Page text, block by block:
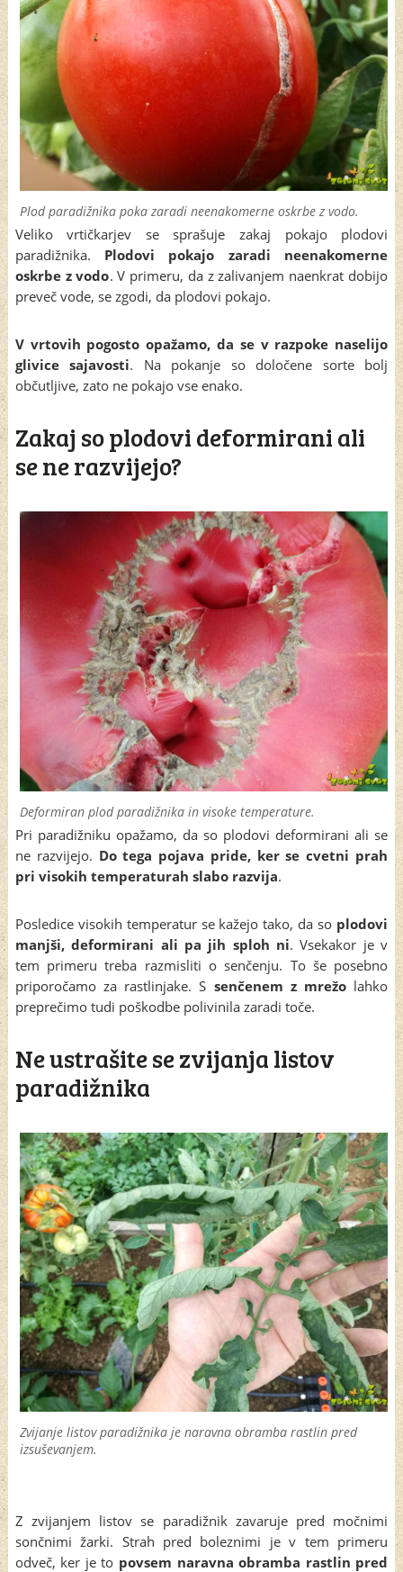
Plod paradižnika poka zaradi neenakomerne oskrbe z vodo.
Veliko vrtičkarjev se sprašuje zakaj pokajo plodovi
paradižnika. Plodovi pokajo zaradi neenakomerne
oskrbe z vodo. V primeru, da z zalivanjem naenkrat dobijo
preveč vode, se zgodi, da plodovi pokajo.
V vrtovih pogosto opažamo, da se v razpoke naselijo
glivice sajavosti. Na pokanje so določene sorte bolj
občutljive, zato ne pokajo vse enako.
Zakaj so plodovi deformirani ali
se ne razvijejo?
Deformiran plod paradižnika in visoke temperature.
Pri paradižniku opažamo, da so plodovi deformirani ali se
ne razvijejo. Do tega pojava pride, ker se cvetni prah
pri visokih temperaturah slabo razvija.
Posledice visokih temperatur se kažejo tako, da so plodovi
manjši, deformirani ali pa jih sploh ni. Vsekakor je v
tem primeru treba razmisliti o senčenju. To še posebno
priporočamo za rastlinjake. S senčenem z mrežolahko
preprečimo tudi poškodbe polivinila zaradi toče.
Ne ustrašite se zvijanja listov
paradižnika
Zvijanje listov paradižnika je naravna obramba rastlin pred
izsuševanjem.
Z zvijanjem listov se paradižnik zavaruje pred močnimi
sončnimi žarki. Strah pred boleznimi je v tem primeru
odveč, ker je to povsem naravna obramba rastlin pred